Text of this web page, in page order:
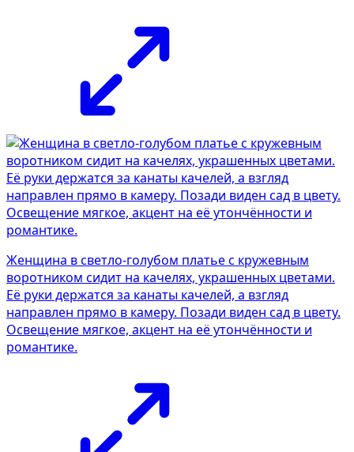
Женщина в светло-голубом платье с кружевным
воротником сидит на качелях, украшенных цветами.
Её руки держатся за канаты качелей, а взгляд
направлен прямо в камеру. Позади виден сад в цвету.
Освещение мягкое, акцент на её утончённости и
романтике.